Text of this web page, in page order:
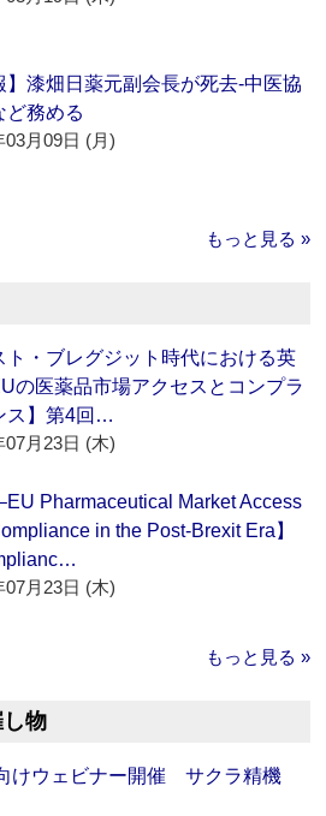
】漆畑日薬元副会長が死去‐中医協
ど務める
03月09日 (月)
もっと見る »
ト・ブレグジット時代における英
の医薬品市場アクセスとコンプラ
ス】第4回…
07月23日 (木)
Pharmaceutical Market Access
in the Post-Brexit Era】
07月23日 (木)
もっと見る »
物
けウェビナー開催 サクラ精機